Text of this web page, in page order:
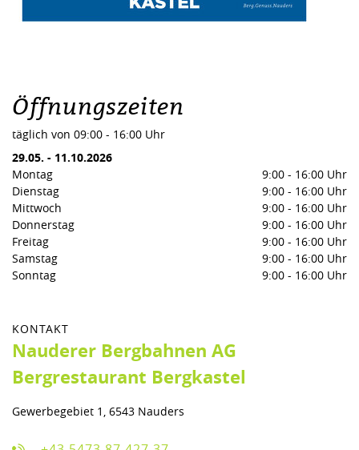
Öffnungszeiten
täglich von 09:00 - 16:00 Uhr
29.05. - 11.10.2026
Montag
9:00 - 16:00 Uhr
Dienstag
9:00 - 16:00 Uhr
Mittwoch
9:00 - 16:00 Uhr
Donnerstag
9:00 - 16:00 Uhr
Freitag
9:00 - 16:00 Uhr
Samstag
9:00 - 16:00 Uhr
Sonntag
9:00 - 16:00 Uhr
KONTAKT
Nauderer Bergbahnen AG
Bergrestaurant Bergkastel
Gewerbegebiet 1, 6543 Nauders